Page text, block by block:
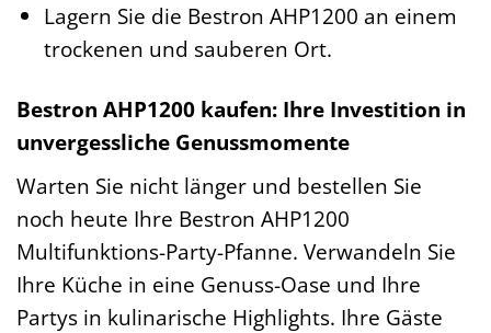
Lagern Sie die Bestron AHP1200 an einem
trockenen und sauberen Ort.
Bestron AHP1200 kaufen: Ihre Investition in
unvergessliche Genussmomente
Warten Sie nicht länger und bestellen Sie
noch heute Ihre Bestron AHP1200
Multifunktions-Party-Pfanne. Verwandeln Sie
Ihre Küche in eine Genuss-Oase und Ihre
Partys in kulinarische Highlights. Ihre Gäste